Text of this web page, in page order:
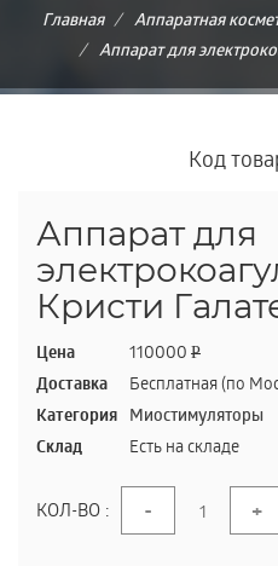
Главная
Аппаратная
Аппарат для
Код
Аппарат для
Кристи
Цена 110000 P
Доставка Бесплатная (по
Категория Миостимуляторы
Склад Есть на складе
КОЛ-ВО : - +